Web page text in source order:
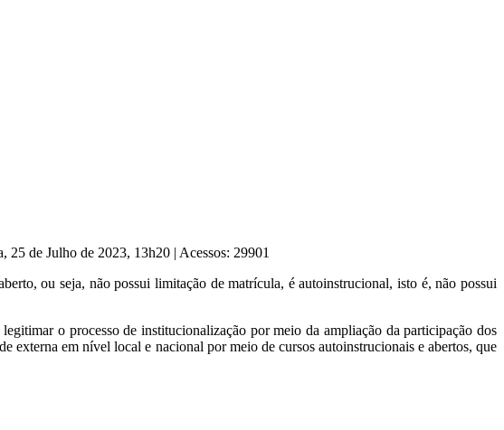
25 de Julho de 2023, 13h20 | Acessos: 29901
ou seja, não possui limitação de matrícula, é autoinstrucional, isto é, não possui
o processo de institucionalização por meio da ampliação da participação dos
em nível local e nacional por meio de cursos autoinstrucionais e abertos, que